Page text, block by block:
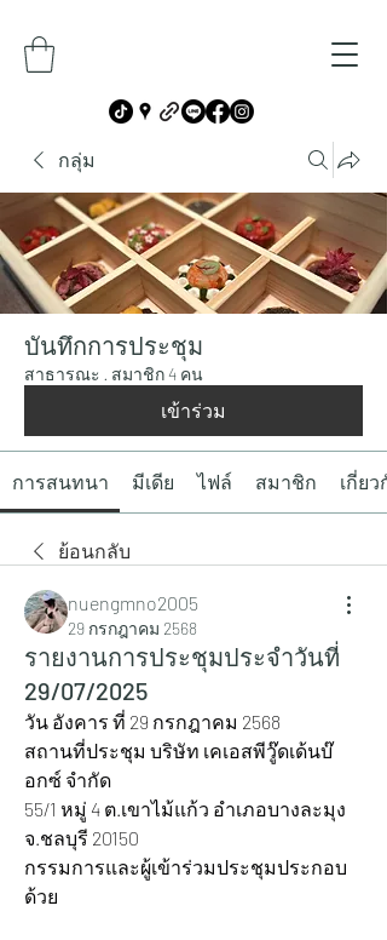
กลุ่ม
บันทึกการประชุม
สาธารณะ · สมาชิก 4 คน
เข้าร่วม
การสนทนา มีเดีย ไฟล์ สมาชิก เกี่ยว
ย้อนกลับ
nuengmno2005
29 กรกฎาคม 2568
รายงานการประชุมประจำวันที่
29/07/2025
วัน อังคาร ที่ 29 กรกฎาคม 2568
สถานที่ประชุม บริษัท เคเอสพีวู๊ดเด้นบ๊
อกซ์ จำกัด
55/1 หมู่ 4 ต.เขาไม้แก้ว อำเภอบางละมุง
จ.ชลบุรี 20150
กรรมการและผู้เข้าร่วมประชุมประกอบ
ด้วย